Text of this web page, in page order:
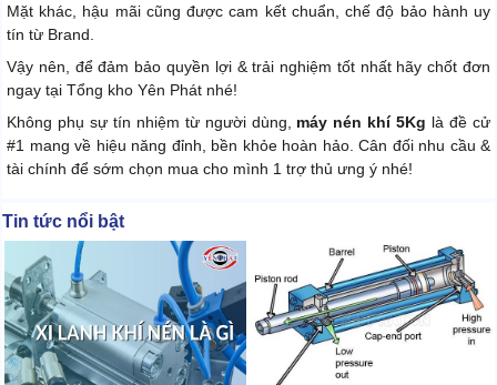
Mặt khác, hậu mãi cũng được cam kết chuẩn, chế độ bảo hành uy
tín từ Brand.
Vậy nên, để đảm bảo quyền lợi & trải nghiệm tốt nhất hãy chốt đơn
ngay tại Tổng kho Yên Phát nhé!
Không phụ sự tín nhiệm từ người dùng, máy nén khí 5Kg là đề cử
#1 mang về hiệu năng đỉnh, bền khỏe hoàn hảo. Cân đối nhu cầu &
tài chính để sớm chọn mua cho mình 1 trợ thủ ưng ý nhé!
Tin tức nổi bật